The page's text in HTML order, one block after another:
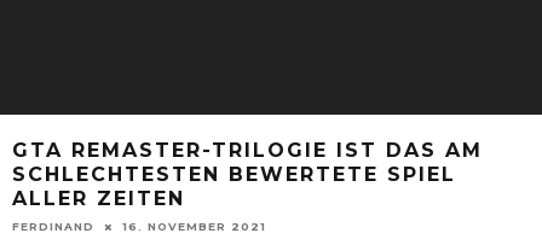
GTA REMASTER-TRILOGIE IST DAS AM
SCHLECHTESTEN BEWERTETE SPIEL
ALLER ZEITEN
FERDINAND 16. NOVEMBER 2021